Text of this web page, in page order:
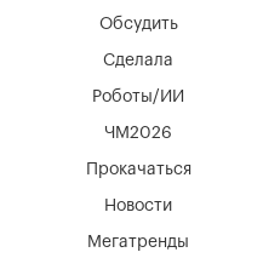
Мегатренды
Новости
Обсудить
Сделала
Роботы/ИИ
ЧМ2026
Прокачаться